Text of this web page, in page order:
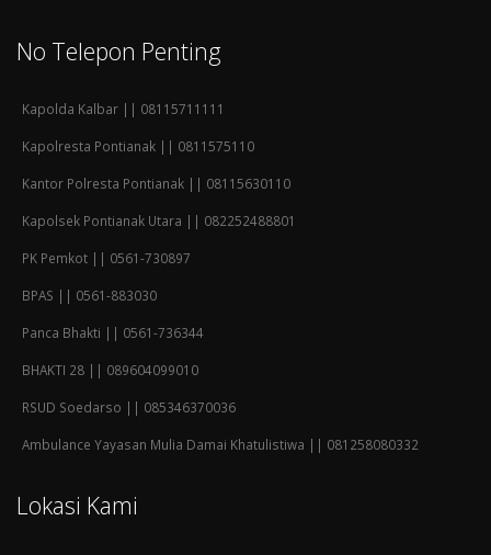
No Telepon Penting
Kapolda Kalbar || 08115711111
Kapolresta Pontianak || 0811575110
Kantor Polresta Pontianak || 08115630110
Kapolsek Pontianak Utara || 082252488801
PK Pemkot || 0561-730897
BPAS || 0561-883030
Panca Bhakti || 0561-736344
BHAKTI 28 || 089604099010
RSUD Soedarso || 085346370036
Ambulance Yayasan Mulia Damai Khatulistiwa || 081258080332
Lokasi Kami